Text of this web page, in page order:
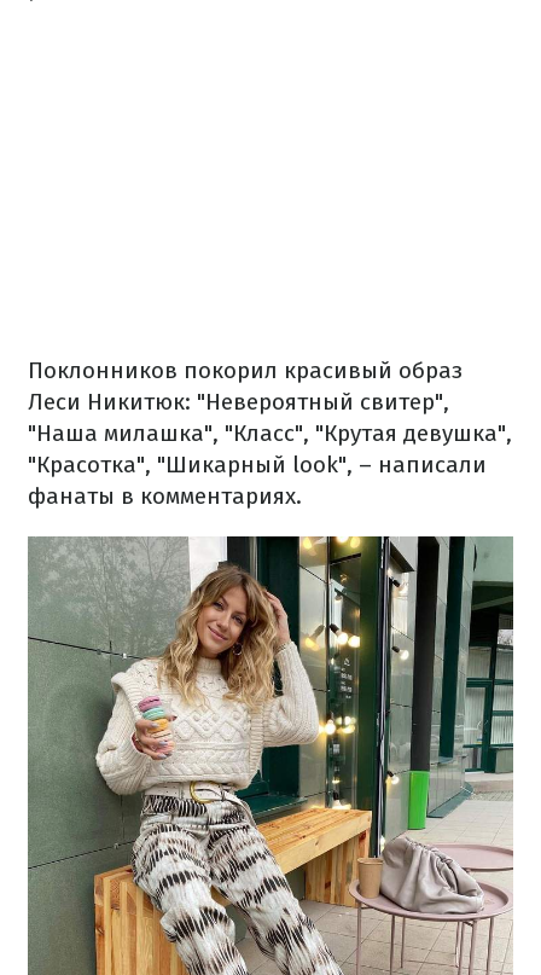
Поклонников покорил красивый образ
Леси Никитюк: "Невероятный свитер",
"Наша милашка", "Класс", "Крутая девушка",
"Красотка", "Шикарный look", – написали
фанаты в комментариях.